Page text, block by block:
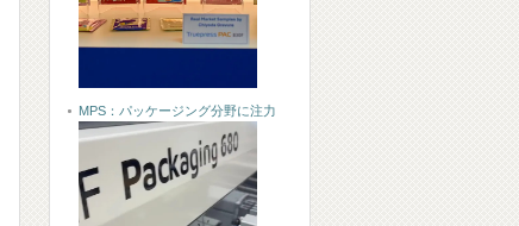
MPS：パッケージング分野に注力